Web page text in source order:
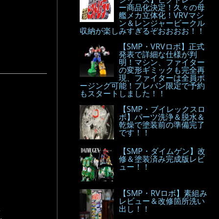
ー商品化決定！久々の母
艦メカ立体化！VRVマシ
ン＆レンジャービークル
収納が楽しみすぎるぞおおおお！！
【SMP・VRVロボ】正式
発表で詳細な仕様が判
明！マシン、ファイター
の変形ギミックも完全再
現、ファイターは全員ポ
ージング可能！プレバン限定で予約
もスタートしました！！
【SMP・ブイレックスロ
ボ】パーツ洗浄＆脱水＆
乾燥で塗装前の準備完了
です！！
【SMP・ダイムゲン】改
修＆塗装済み完成版レビ
ュー！！
【SMP・RVロボ】素組み
レビュー＆改修箇所洗い
出し！！